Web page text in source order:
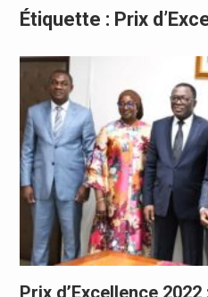
Étiquette : Prix
Prix d’Excellence